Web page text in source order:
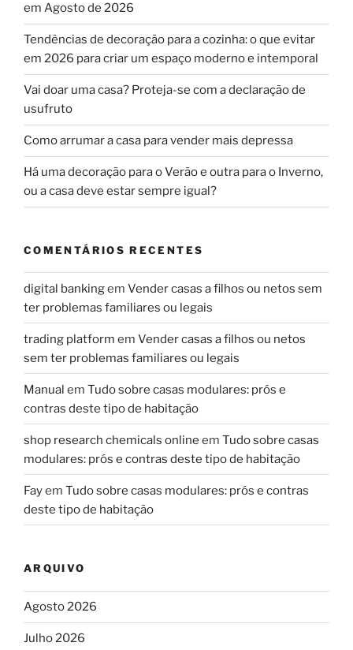
em Agosto de 2026
Tendências de decoração para a cozinha: o que evitar
em 2026 para criar um espaço moderno e intemporal
Vai doar uma casa? Proteja-se com a declaração de
usufruto
Como arrumar a casa para vender mais depressa
Há uma decoração para o Verão e outra para o Inverno,
ou a casa deve estar sempre igual?
COMENTÁRIOS RECENTES
digital bankingem Vender casas a filhos ou netos sem
ter problemas familiares ou legais
trading platform em Vender casas a filhos ou netos
sem ter problemas familiares ou legais
Manual em Tudo sobre casas modulares: prós e
contras deste tipo de habitação
shop research chemicals online em Tudo sobre casas
modulares: prós e contras deste tipo de habitação
Fayem Tudo sobre casas modulares: prós e contras
deste tipo de habitação
ARQUIVO
Agosto 2026
Julho 2026